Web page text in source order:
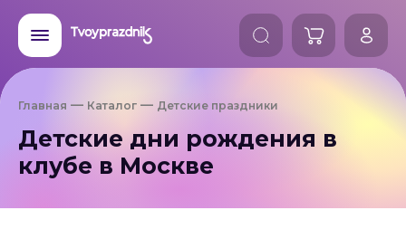
Главная Каталог Детские праздники
Детские дни рождения в
клубе в Москве